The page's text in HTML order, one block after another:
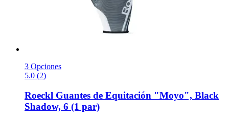
3 Opciones
5.0 (2)
Roeckl Guantes de Equitación "Moyo", Black
Shadow, 6 (1 par)